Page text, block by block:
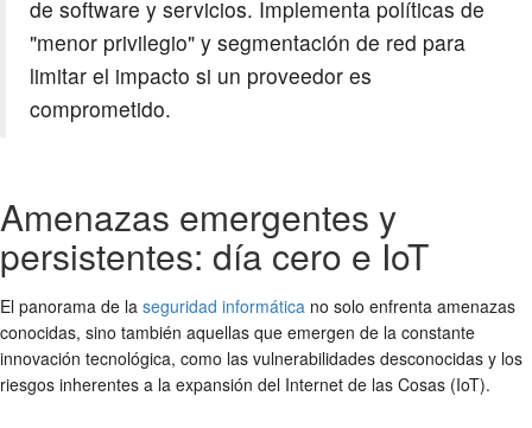
de software y servicios. Implementa políticas de
"menor privilegio" y segmentación de red para
limitar el impacto si un proveedor es
comprometido.
Amenazas emergentes y
persistentes: día cero e IoT
El panorama de la seguridad informática no solo enfrenta amenazas
conocidas, sino también aquellas que emergen de la constante
innovación tecnológica, como las vulnerabilidades desconocidas y los
riesgos inherentes a la expansión del Internet de las Cosas (IoT).